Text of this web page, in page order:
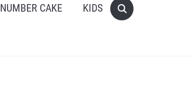
NUMBER CAKE KIDS